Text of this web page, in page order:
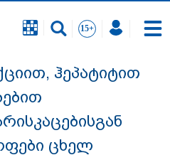
ჰეპატიტით
ცხელ